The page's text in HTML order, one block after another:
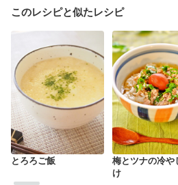
このレシピと似たレシピ
とろろご飯
梅とツナの冷や
け